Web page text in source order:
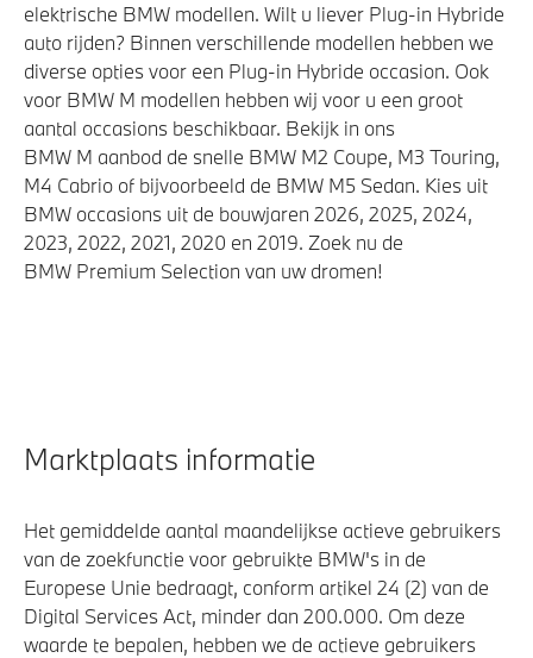
elektrische BMW modellen. Wilt u liever Plug-in Hybride
auto rijden? Binnen verschillende modellen hebben we
diverse opties voor een Plug-in Hybride occasion. Ook
voor BMW M modellen hebben wij voor u een groot
aantal occasions beschikbaar. Bekijk in ons
BMW M aanbod de snelle BMW M2 Coupe, M3 Touring,
M4 Cabrio of bijvoorbeeld de BMW M5 Sedan. Kies uit
BMW occasions uit de bouwjaren 2026, 2025, 2024,
2023, 2022, 2021, 2020 en 2019. Zoek nu de
BMW Premium Selection van uw dromen!
Marktplaats informatie
Het gemiddelde aantal maandelijkse actieve gebruikers
van de zoekfunctie voor gebruikte BMW's in de
Europese Unie bedraagt, conform artikel 24 (2) van de
Digital Services Act, minder dan 200.000. Om deze
waarde te bepalen, hebben we de actieve gebruikers